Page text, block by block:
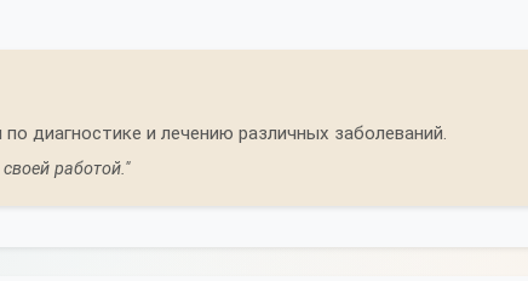
диагностике и лечению различных заболеваний.
работой."